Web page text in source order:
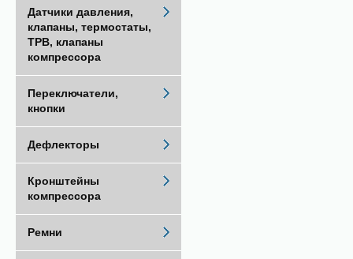
Датчики давления,
клапаны, термостаты,
ТРВ, клапаны
компрессора
Переключатели,
кнопки
Дефлекторы
Кронштейны
компрессора
Ремни